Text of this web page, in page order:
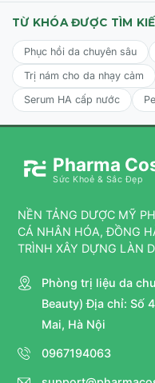
Người sở hữu làn da
điểm về mụn trứng cá,
Làn da xuất hiện các
retinol hoặc tretinoin
0.05%) và muốn nâng
Lưu ý:Sản phẩm nên
hướng dẫn của chuyên
cho phụ nữ mang thai
Cách sử dụng CỦA
Bước 1: Rửa mặt thật
toàn khô ráo trước khi
TỪ KHÓA ĐƯỢC TÌM
Phục hồi da chuyên sâu
Trị nám cho da nhạy cảm
Serum HA cấp nước
Pharma
Sức Khoẻ & Sắc Đẹp
NỀN TẢNG DƯỢC MỸ
CÁ NHÂN HÓA, ĐỒNG
TRÌNH XÂY DỰNG LÀN
Phòng trị liệu da
Beauty) Địa chỉ: Số
Mai, Hà Nội
0967194063